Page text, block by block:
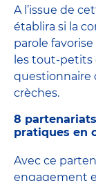
A l’issue de
établira si la
parole
les tout-petits
questionnaire
crèches.
8
pratiques en
Avec ce
engagement